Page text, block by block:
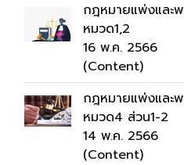
กฎหมายแพ่งและ
หมวด1,2
16 พ.ค. 2566
(Content)
กฎหมายแพ่งและ
หมวด4 ส่วน1-2
14 พ.ค. 2566
(Content)